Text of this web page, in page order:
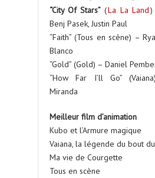
“City Of Stars” (La La Land)
Benj Pasek, Justin Paul
“Faith” (Tous en scène) –
Blanco
“Gold” (Gold) – Daniel
“How Far I’ll Go”
Miranda
Meilleur film d’animation
Kubo et l’Armure magique
Vaiana, la légende du bout
Ma vie de Courgette
Tous en scène